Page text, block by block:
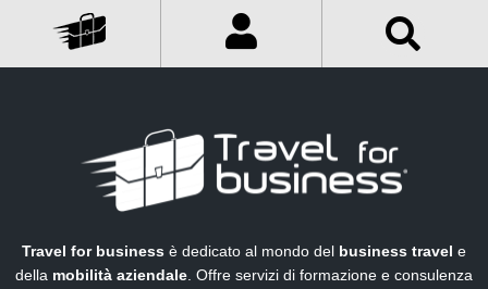
Travel for business è dedicato al mondo del business travel e
della mobilità aziendale. Offre servizi di formazione e consulenza